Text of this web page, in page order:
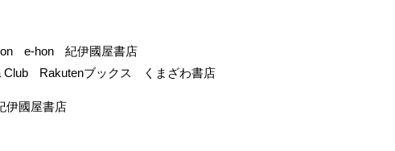
e-hon
紀伊國屋書店
Club Rakutenブックス くまざわ書店
伊國屋書店